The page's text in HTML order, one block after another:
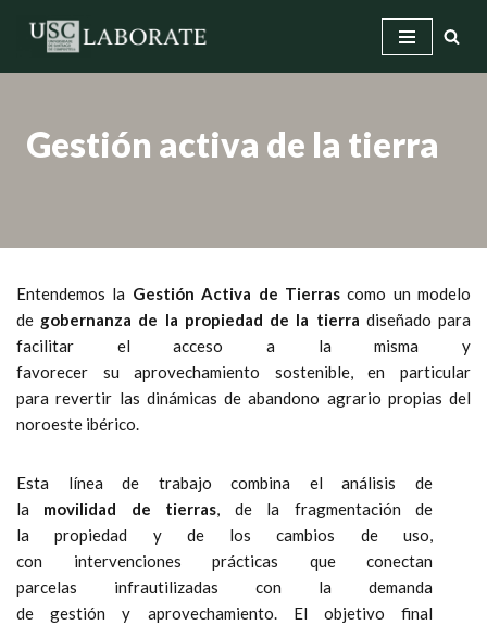
Saltar
Gestión activa de la tierra
Entendemos la Gestión Activa de Tierrascomo un modelo
de gobernanza de la propiedad de la tierra diseñado para
facilitar el acceso a la misma y
favorecer su aprovechamiento sostenible, en particular
para revertir las dinámicas de abandono agrario propias del
noroeste ibérico.
Esta línea de trabajo combina el análisis de
la movilidad de tierras, de la fragmentación de
la propiedad y de los cambios de uso,
con intervenciones prácticas que conectan
parcelas infrautilizadas con la demanda
de gestión y aprovechamiento. El objetivo final